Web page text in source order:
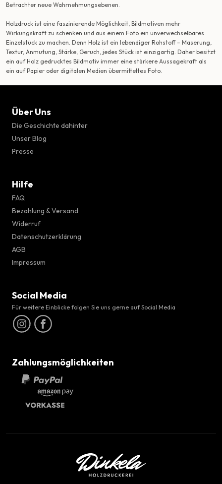
Betrachter neue Wahrnehmungsebenen.
Holzdruck ist eine faszinierende Möglichkeit, Bildmotiven mehr
Wirkungskraft zu schenken und aus einem Foto ein unverwechselbares
Einzelstück zu machen. Denn Holz ist ein lebendiger Rohstoff – Maserung,
Textur, Anmutung, Stärke, Geruch, jedes Stück ist einzigartig. Daher besitzt
ein auf Holz gedrucktes Bildmotiv immer eine stärkere Aussagekraft als
ein auf Papier oder digitalen Medien übermitteltes Foto.
Über Uns
Die Geschichte dahinter
Unser Blog
Presse
Hilfe
FAQ
Bezahlung & Versand
Widerruf
Datenschutzerklärung
AGB
Impressum
Social Media
Für weitere Einblicke folgen Sie uns gerne auf Social Media
Zahlungsmöglichkeiten